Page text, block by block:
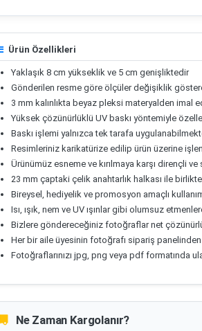
Ürün Özellikleri
Yaklaşık 8 cm yükseklik ve 5 cm genişliktedir
Gönderilen resme göre ölçüler değişiklik
3 mm kalınlıkta beyaz pleksi materyalden imal
Yüksek çözünürlüklü UV baskı yöntemiyle
Baskı işlemi yalnızca tek tarafa
Resimleriniz karikatürize edilip ürün üzerine
Ürünümüz esneme ve kırılmaya karşı dirençli ve
23 mm çaptaki çelik anahtarlık halkası ile
Bireysel, hediyelik ve promosyon amaçlı
Isı, ışık, nem ve UV ışınlar gibi olumsuz
Bizlere göndereceğiniz fotoğraflar net
Her bir aile üyesinin fotoğrafı sipariş panelinden
Fotoğraflarınızı jpg, png veya pdf formatında
Ne Zaman Kargolanır?